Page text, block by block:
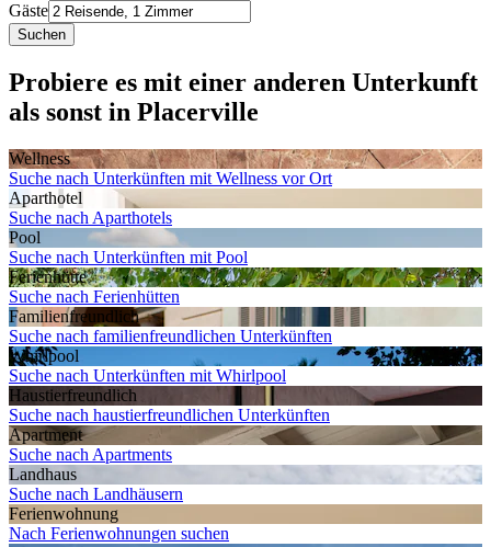
Gäste
Suchen
Probiere es mit einer anderen Unterkunft
als sonst in Placerville
Wellness
Suche nach Unterkünften mit Wellness vor Ort
Aparthotel
Suche nach Aparthotels
Pool
Suche nach Unterkünften mit Pool
Ferienhütte
Suche nach Ferienhütten
Familien­freundlich
Suche nach familienfreundlichen Unterkünften
Whirlpool
Suche nach Unterkünften mit Whirlpool
Haustier­freundlich
Suche nach haustierfreundlichen Unterkünften
Apartment
Suche nach Apartments
Landhaus
Suche nach Landhäusern
Ferien­wohnung
Nach Ferienwohnungen suchen